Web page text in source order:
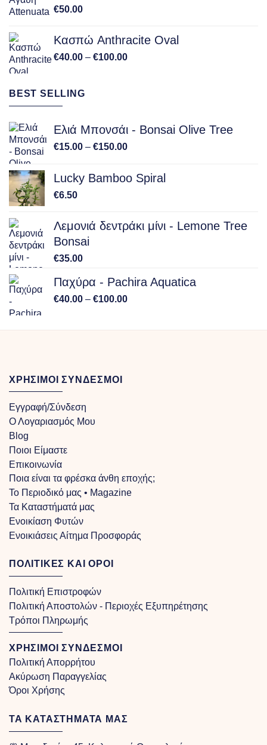
€50.00
Κασπώ Anthracite Oval
€40.00 – €100.00Price
BEST SELLING
Ελιά Μπονσάι - Bonsai Olive Tree
€15.00 – €150.00Price
€15.00
through
Lucky Bamboo Spiral
€6.50
Λεμονιά δεντράκι μίνι - Lemone Tree
Bonsai
€35.00
Παχύρα - Pachira Aquatica
€40.00 – €100.00Price
ΧΡΗΣΙΜΟΙ ΣΥΝΔΕΣΜΟΙ
Εγγραφή/Σύνδεση
Ο Λογαριασμός Μου
Blog
Ποιοι Είμαστε
Επικοινωνία
Ποια είναι τα φρέσκα άνθη εποχής;
Το Περιοδικό μας • Magazine
Τα Kαταστήματά μας
Ενοικίαση Φυτών
Ενοικιάσεις Αίτημα Προσφοράς
ΠΟΛΙΤΙΚΕΣ ΚΑΙ ΟΡΟΙ
Πολιτική Επιστροφών
Πολιτική Αποστολών - Περιοχές Εξυπηρέτησης
Τρόποι Πληρωμής
ΧΡΗΣΙΜΟΙ ΣΥΝΔΕΣΜΟΙ
Πολιτική Απορρήτου
Ακύρωση Παραγγελίας
Όροι Χρήσης
ΤΑ ΚΑΤΑΣΤΗΜΑΤΑ ΜΑΣ